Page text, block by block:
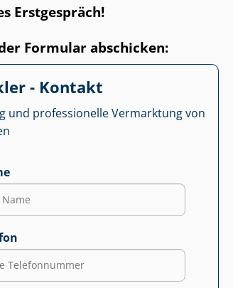
Erstgespräch!
Formular abschicken:
- Kontakt
und professionelle Vermarktung von